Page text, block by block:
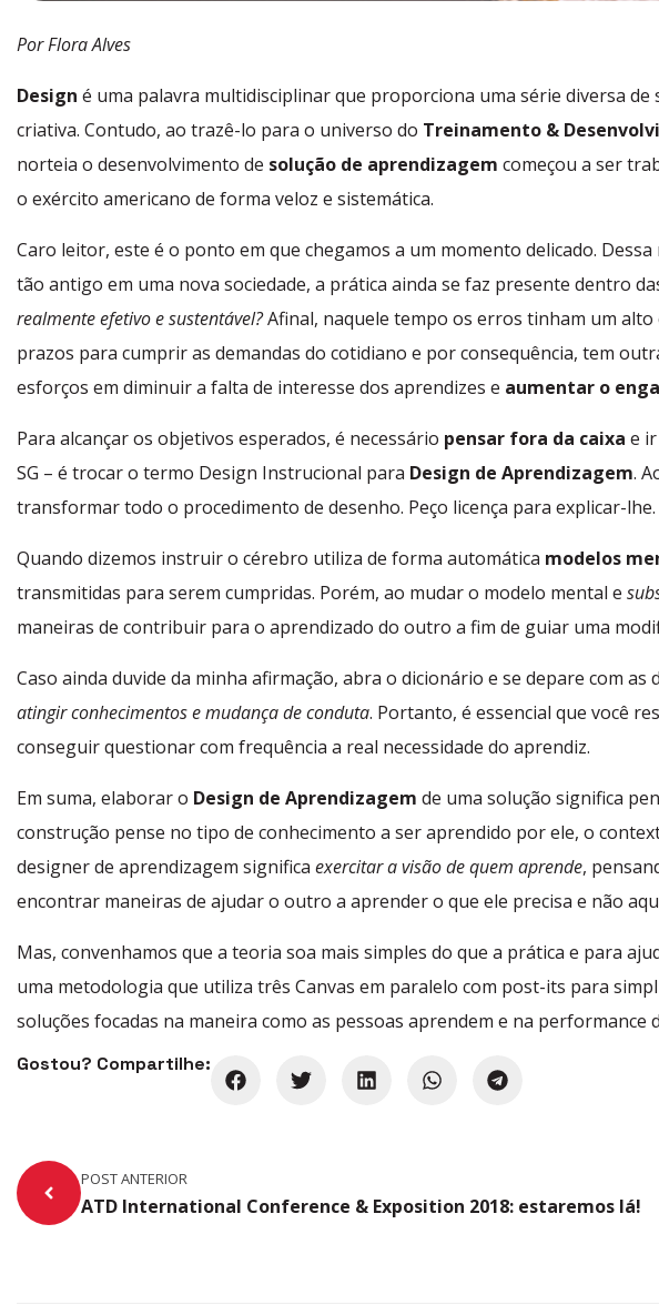
Por Flora Alves
Design é uma palavra multidisciplinar que proporciona uma série diversa
criativa. Contudo, ao trazê-lo para o universo do Treinamento &
norteia o desenvolvimento de solução de aprendizagem começou a ser
o exército americano de forma veloz e sistemática.
Caro leitor, este é o ponto em que chegamos a um momento delicado.
tão antigo em uma nova sociedade, a prática ainda se faz presente dentro
realmente efetivo e sustentável?Afinal, naquele tempo os erros tinham um
prazos para cumprir as demandas do cotidiano e por consequência, tem
esforços em diminuir a falta de interesse dos aprendizes e aumentar o
Para alcançar os objetivos esperados, é necessário pensar fora da caixa e
SG – é trocar o termo Design Instrucional para Design de Aprendizagem.
transformar todo o procedimento de desenho. Peço licença para explicar-lhe.
Quando dizemos instruir o cérebro utiliza de forma automática modelos
transmitidas para serem cumpridas. Porém, ao mudar o modelo mental e
maneiras de contribuir para o aprendizado do outro a fim de guiar uma
Caso ainda duvide da minha afirmação, abra o dicionário e se depare com
atingir conhecimentos e mudança de conduta. Portanto, é essencial que você
conseguir questionar com frequência a real necessidade do aprendiz.
Em suma, elaborar o Design de Aprendizagem de uma solução significa
construção pense no tipo de conhecimento a ser aprendido por ele, o
designer de aprendizagem significa exercitar a visão de quem aprende,
encontrar maneiras de ajudar o outro a aprender o que ele precisa e não
Mas, convenhamos que a teoria soa mais simples do que a prática e para
uma metodologia que utiliza três Canvas em paralelo com post-its para
soluções focadas na maneira como as pessoas aprendem e na performance
Gostou? Compartilhe:
POST ANTERIOR
ATD International Conference & Exposition 2018: estaremos lá!